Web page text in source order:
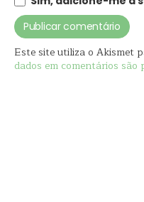
Este site utiliza o Akismet
dados em comentários são